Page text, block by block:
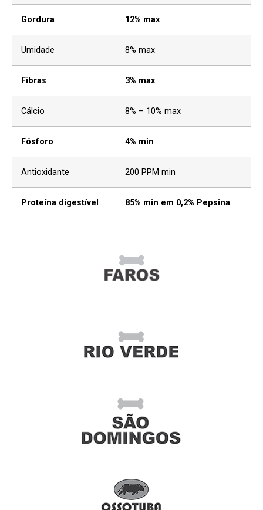
Gordura 12% max
Umidade 8% max
Fibras 3% max
Cálcio 8% – 10% max
Fósforo 4% min
Antioxidante 200 PPM min
Proteína digestível 85% min em 0,2% Pepsina